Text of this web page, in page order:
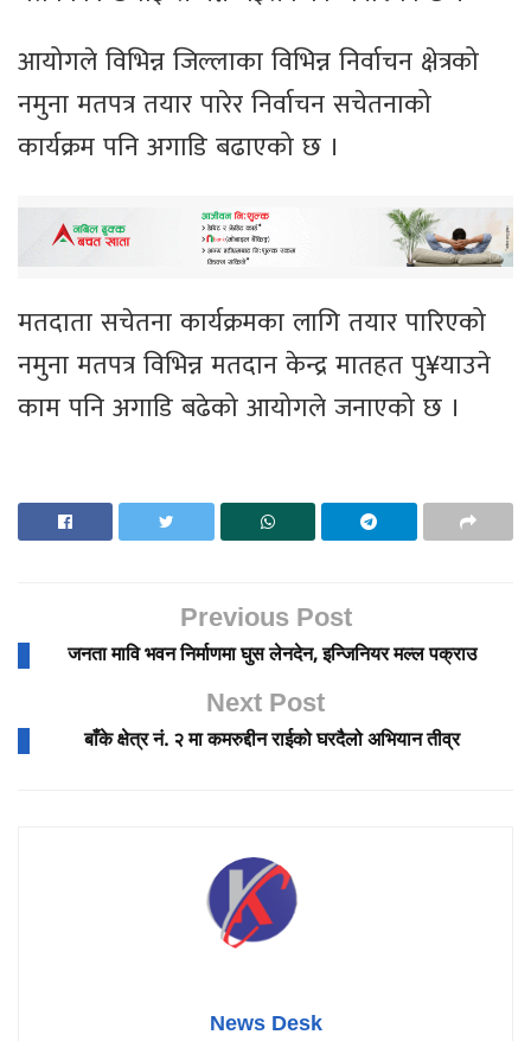
आयोगले विभिन्न जिल्लाका विभिन्न निर्वाचन क्षेत्रको
नमुना मतपत्र तयार पारेर निर्वाचन सचेतनाको
कार्यक्रम पनि अगाडि बढाएको छ ।
मतदाता सचेतना कार्यक्रमका लागि तयार पारिएको
नमुना मतपत्र विभिन्न मतदान केन्द्र मातहत पु¥याउने
काम पनि अगाडि बढेको आयोगले जनाएको छ ।
Previous Post
जनता मावि भवन निर्माणमा घुस लेनदेन, इन्जिनियर मल्ल पक्राउ
Next Post
बाँके क्षेत्र नं. २ मा कमरुद्दीन राईको घरदैलो अभियान तीव्र
News Desk